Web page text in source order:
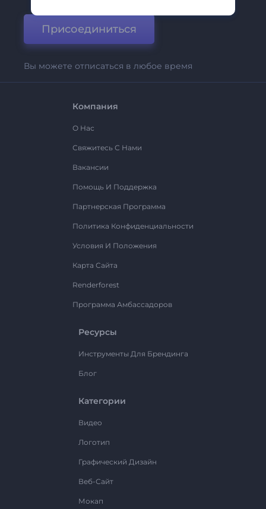
Присоединиться
Вы можете отписаться в любое время
Компания
О Нас
Свяжитесь С Нами
Вакансии
Помощь И Поддержка
Партнерская Программа
Политика Конфиденциальности
Условия И Положения
Карта Сайта
Renderforest
Программа Амбассадоров
Ресурсы
Инструменты Для Брендинга
Блог
Категории
Видео
Логотип
Графический Дизайн
Веб-Сайт
Мокап